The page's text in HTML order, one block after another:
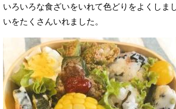
いろいろな食ざいをいれて色どりをよくしま
いをたくさんいれました。